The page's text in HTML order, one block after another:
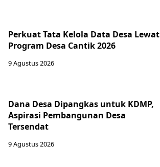
Perkuat Tata Kelola Data Desa Lewat
Program Desa Cantik 2026
9 Agustus 2026
Dana Desa Dipangkas untuk KDMP,
Aspirasi Pembangunan Desa
Tersendat
9 Agustus 2026